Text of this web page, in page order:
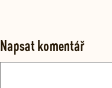
Napsat komentář